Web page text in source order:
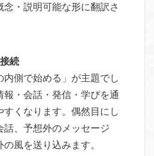
念・説明可能な形に翻訳さ
続
内側で始める」が主題でし
報・会話・発信・学びを通
すくなります。偶然目にし
話、予想外のメッセージ
風を送り込みます。